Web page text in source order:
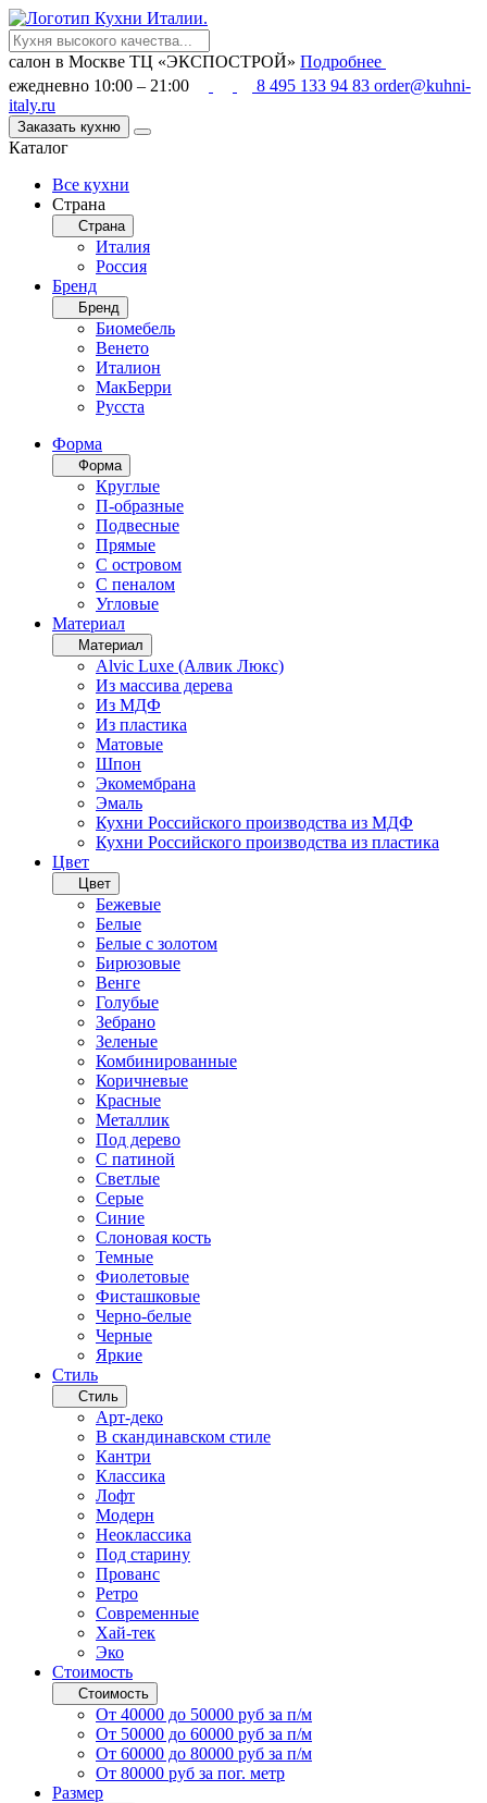
салон в Москве ТЦ «ЭКСПОСТРОЙ» Подробнее
ежедневно 10:00 – 21:00
8 495 133 94 83 order@kuhni-
italy.ru
Заказать кухню
Каталог
Все кухни
Страна
Страна
Италия
Россия
Бренд
Бренд
Биомебель
Венето
Италион
МакБерри
Русста
Форма
Форма
Круглые
П-образные
Подвесные
Прямые
С островом
С пеналом
Угловые
Материал
Материал
Alvic Luxe (Алвик Люкс)
Из массива дерева
Из МДФ
Из пластика
Матовые
Шпон
Экомембрана
Эмаль
Кухни Российского производства из МДФ
Кухни Российского производства из пластика
Цвет
Цвет
Бежевые
Белые
Белые с золотом
Бирюзовые
Венге
Голубые
Зебрано
Зеленые
Комбинированные
Коричневые
Красные
Металлик
Под дерево
С патиной
Светлые
Серые
Синие
Слоновая кость
Темные
Фиолетовые
Фисташковые
Черно-белые
Черные
Яркие
Стиль
Стиль
Арт-деко
В скандинавском стиле
Кантри
Классика
Лофт
Модерн
Неоклассика
Под старину
Прованс
Ретро
Современные
Хай-тек
Эко
Стоимость
Стоимость
От 40000 до 50000 руб за п/м
От 50000 до 60000 руб за п/м
От 60000 до 80000 руб за п/м
От 80000 руб за пог. метр
Размер